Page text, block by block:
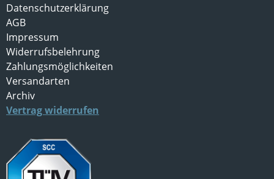
Datenschutzerklärung
AGB
Impressum
Widerrufsbelehrung
Zahlungsmöglichkeiten
Versandarten
Archiv
Vertrag widerrufen